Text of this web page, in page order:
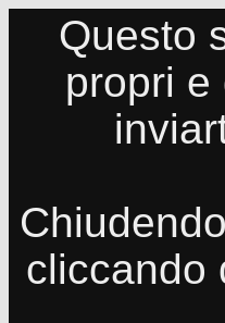
Questo
propri e
cliccando